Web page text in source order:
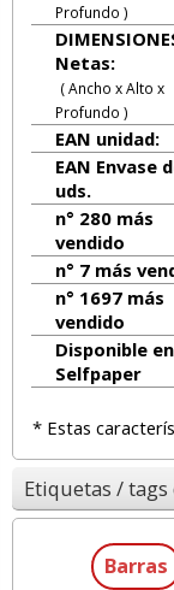
Profundo )
Netas:
( Ancho x Alto x
Profundo )
EAN unidad:
EAN Envase
uds.
n° 280 más
vendido
n° 7 más
n° 1697 más
vendido
Disponible en
Selfpaper
* Estas
Etiquetas /
Barras